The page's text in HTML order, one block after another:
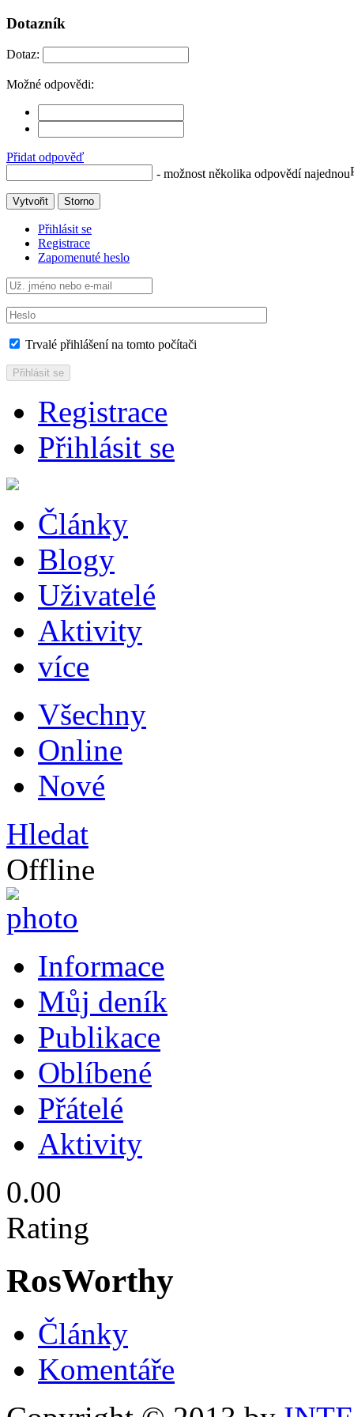
Dotazník
Dotaz:
Možné odpovědi:
Přidat odpověď
- možnost několika odpovědí najednou
Vytvořit Storno
Přihlásit se
Registrace
Zapomenuté heslo
Trvalé přihlášení na tomto počítači
Přihlásit se
Registrace
Přihlásit se
Články
Blogy
Uživatelé
Aktivity
více
Všechny
Online
Nové
Hledat
Offline
Informace
Můj deník
Publikace
Oblíbené
Přátelé
Aktivity
0.00
Rating
RosWorthy
Články
Komentáře